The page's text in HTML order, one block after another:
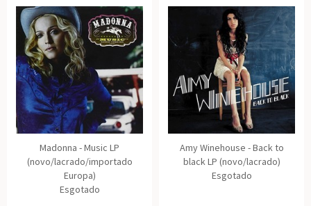
Madonna - Music LP
(novo/lacrado/importado
Europa)
Esgotado
Amy Winehouse - Back to
black LP (novo/lacrado)
Esgotado